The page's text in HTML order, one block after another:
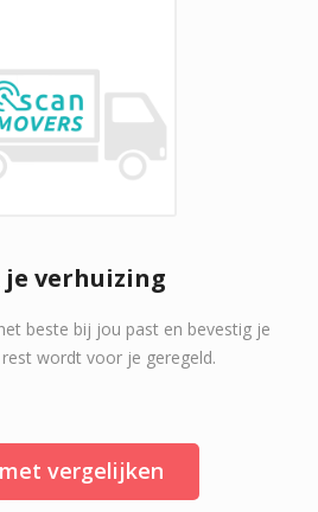
je verhuizing
beste bij jou past en bevestig je
wordt voor je geregeld.
vergelijken